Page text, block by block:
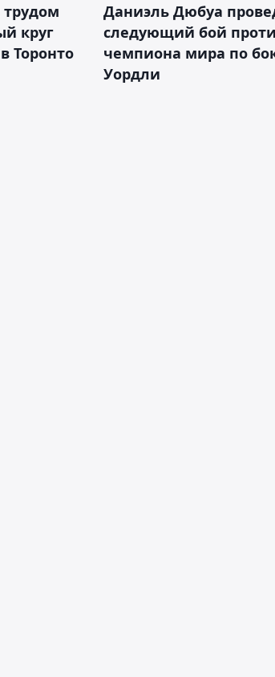
круг
Торонто
Даниэль Дюбуа
следующий бой
чемпиона мира по
Уордли